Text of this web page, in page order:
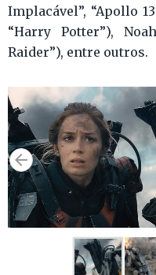
Implacável”, “Apollo
“Harry Potter”),
Raider”), entre outros.